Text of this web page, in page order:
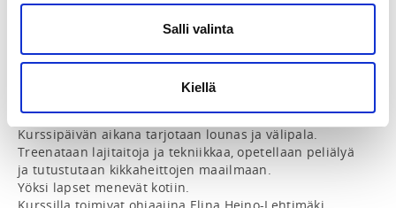
Salli valinta
Kiellä
Elina Heino-Lehtimäki
3 päivää pelkkää fribaa 10-17 vuotiaille junnuille!
Kurssipäivän aikana tarjotaan lounas ja välipala.
Treenataan lajitaitoja ja tekniikkaa, opetellaan peliälyä
ja tutustutaan kikkaheittojen maailmaan.
Yöksi lapset menevät kotiin.